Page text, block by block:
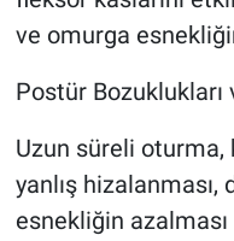
ve omurga
Postür
Uzun süreli
yanlış hizalanması,
esnekliğin